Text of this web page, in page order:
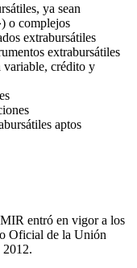
ya sean
o complejos
extrabursátiles
extrabursátiles
variable, crédito y
aptos
entró en vigor a los
Oficial de la Unión
2012.